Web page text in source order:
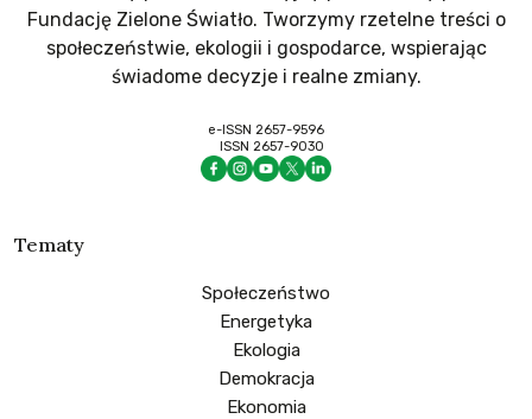
Fundację Zielone Światło. Tworzymy rzetelne treści o
społeczeństwie, ekologii i gospodarce, wspierając
świadome decyzje i realne zmiany.
e-ISSN 2657-9596
ISSN 2657-9030
Tematy
Społeczeństwo
Energetyka
Ekologia
Demokracja
Ekonomia